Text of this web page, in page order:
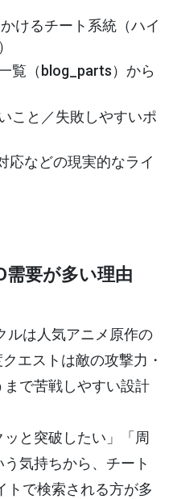
けるチート系統（ハイ
覧（blog_parts） から
こと／失敗しやすいポ
応などの現実的なライ
需要が多い理由
ルは人気アニメ原作の
エストは敵の攻撃力・
で苦戦しやすい設計
ッと突破したい」「周
気持ちから、 チート
ト で検索される方が多